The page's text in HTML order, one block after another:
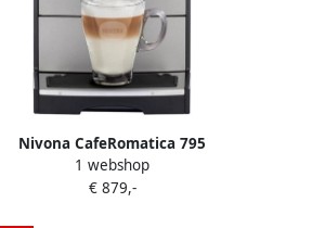
Nivona CafeRomatica 795
Espressomachine + 3 kilo
koffiebonen
1 webshop
€ 879,-